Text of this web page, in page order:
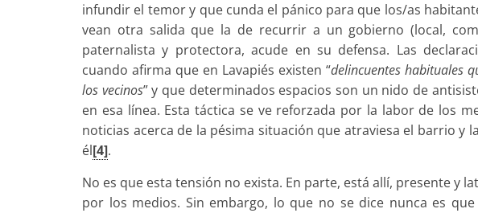
infundir el temor y que cunda el pánico para que los/as
vean otra salida que la de recurrir a un gobierno (local,
paternalista y protectora, acude en su defensa. Las
cuando afirma que en Lavapiés existen “delincuentes habituales
los vecinos” y que determinados espacios son un nido de
en esa línea. Esta táctica se ve reforzada por la labor de los
noticias acerca de la pésima situación que atraviesa el barrio y
él[4].
No es que esta tensión no exista. En parte, está allí, presente y
por los medios. Sin embargo, lo que no se dice nunca es